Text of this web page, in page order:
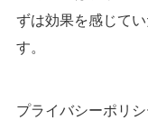
ずは効果を感じて
す。
プライバシーポリ